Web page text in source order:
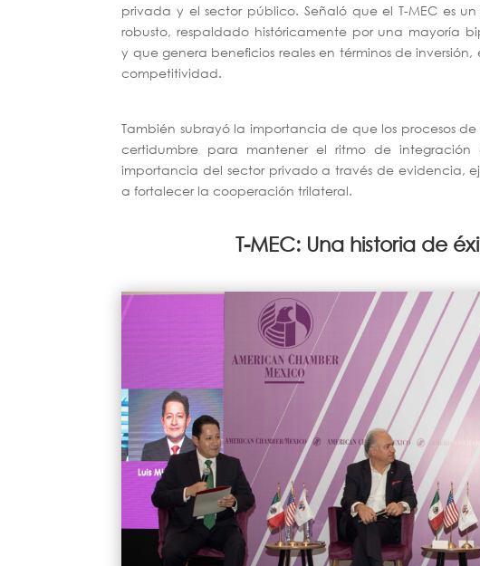
privada y el sector público. Señaló que el T-MEC es
robusto, respaldado históricamente por una mayoría
y que genera beneficios reales en términos de inversión,
competitividad.
También subrayó la importancia de que los procesos
certidumbre para mantener el ritmo de integración
importancia del sector privado a través de evidencia,
a fortalecer la cooperación trilateral.
T-MEC: Una historia de